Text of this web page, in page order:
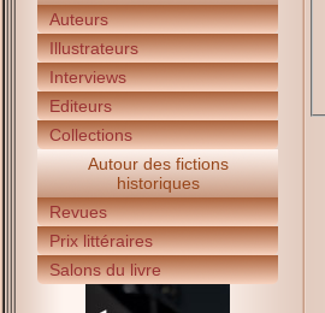
Auteurs
Illustrateurs
Interviews
Editeurs
Collections
Autour des fictions
historiques
Revues
Prix littéraires
Salons du livre